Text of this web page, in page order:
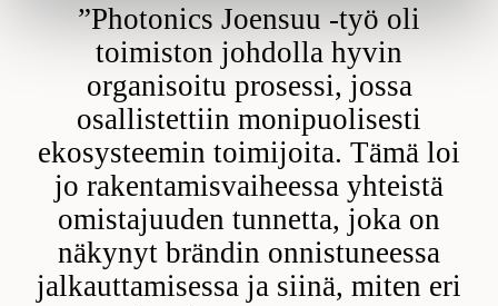
”Photonics Joensuu -työ oli
toimiston johdolla hyvin
organisoitu prosessi, jossa
osallistettiin monipuolisesti
ekosysteemin toimijoita. Tämä loi
jo rakentamisvaiheessa yhteistä
omistajuuden tunnetta, joka on
näkynyt brändin onnistuneessa
jalkauttamisessa ja siinä, miten eri